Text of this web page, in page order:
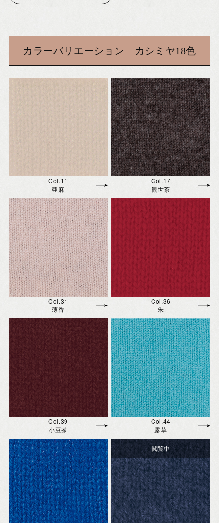
カラーバリエーション カシミヤ18色
Col.11
亜麻
Col.17
観世茶
Col.31
薄香
Col.36
朱
Col.39
小豆茶
Col.44
露草